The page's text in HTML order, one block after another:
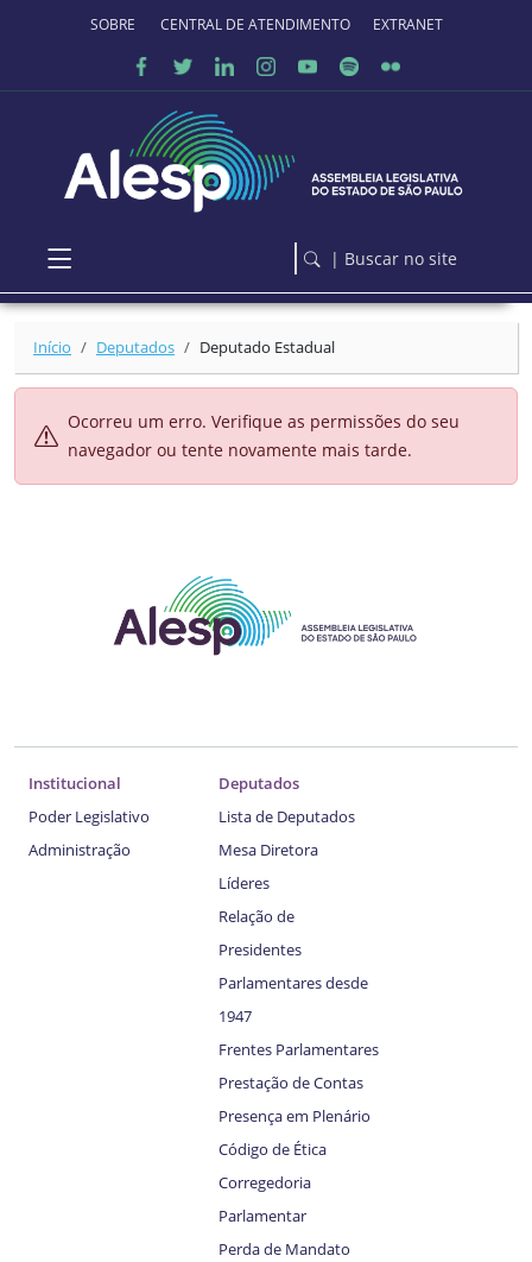
Ir para o conteúdo principal
SOBRE O PORTALCENTRAL DE ATENDIMENTO EXTRANET
| Buscar no site
Início Deputados Deputado Estadual
Ocorreu um erro. Verifique as permissões do seu
navegador ou tente novamente mais tarde.
Institucional
Poder Legislativo
Administração
Deputados
Lista de Deputados
Mesa Diretora
Líderes
Relação de
Presidentes
Parlamentares desde
1947
Frentes Parlamentares
Prestação de Contas
Presença em Plenário
Código de Ética
Corregedoria
Parlamentar
Perda de Mandato